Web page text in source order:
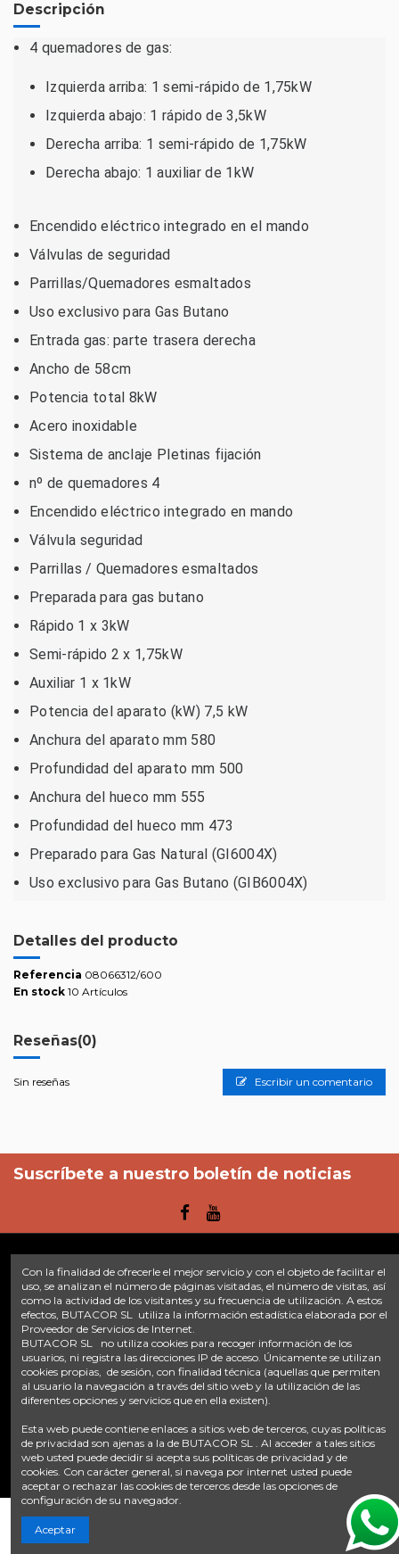
Descripción
4 quemadores de gas:
Izquierda arriba: 1 semi-rápido de 1,75kW
Izquierda abajo: 1 rápido de 3,5kW
Derecha arriba: 1 semi-rápido de 1,75kW
Derecha abajo: 1 auxiliar de 1kW
Encendido eléctrico integrado en el mando
Válvulas de seguridad
Parrillas/Quemadores esmaltados
Uso exclusivo para Gas Butano
Entrada gas: parte trasera derecha
Ancho de 58cm
Potencia total 8kW
Acero inoxidable
Sistema de anclaje Pletinas fijación
nº de quemadores 4
Encendido eléctrico integrado en mando
Válvula seguridad
Parrillas / Quemadores esmaltados
Preparada para gas butano
Rápido 1 x 3kW
Semi-rápido 2 x 1,75kW
Auxiliar 1 x 1kW
Potencia del aparato (kW) 7,5 kW
Anchura del aparato mm 580
Profundidad del aparato mm 500
Anchura del hueco mm 555
Profundidad del hueco mm 473
Preparado para Gas Natural (GI6004X)
Uso exclusivo para Gas Butano (GIB6004X)
Detalles del producto
Referencia 08066312/600
En stock 10 Artículos
Reseñas(0)
Sin reseñas Escribir un comentario
Suscríbete a nuestro boletín de noticias
Enlaces
Inicio Sobre nosotros Contacte con nosotros
Aviso legal
Política de privacidad
Tratamiento de datos
Términos y condiciones
Plazos de envío
Contáctanos
638 28 57 85
info@fontacor.com
© FONTACOR
2026 Todos los derechos reservados. | Desarrollado por
Con la finalidad de ofrecerle el mejor servicio y con el objeto de facilitar el
uso, se analizan el número de páginas visitadas, el número de visitas, así
como la actividad de los visitantes y su frecuencia de utilización. A estos
efectos, BUTACOR SL utiliza la información estadística elaborada por el
Proveedor de Servicios de Internet.
BUTACOR SL no utiliza cookies para recoger información de los
usuarios, ni registra las direcciones IP de acceso. Únicamente se utilizan
cookies propias, de sesión, con finalidad técnica (aquellas que permiten
al usuario la navegación a través del sitio web y la utilización de las
diferentes opciones y servicios que en ella existen).
Esta web puede contiene enlaces a sitios web de terceros, cuyas políticas
de privacidad son ajenas a la de BUTACOR SL . Al acceder a tales sitios
web usted puede decidir si acepta sus políticas de privacidad y de
cookies. Con carácter general, si navega por internet usted puede
aceptar o rechazar las cookies de terceros desde las opciones de
configuración de su navegador.
Aceptar